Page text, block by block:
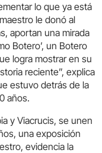
lo que ya está
le donó al
aportan una mirada
Botero’, un Botero
logra mostrar en su
reciente”, explica
estuvo detrás de la
años.
y Viacrucis, se unen
una exposición
evidencia la